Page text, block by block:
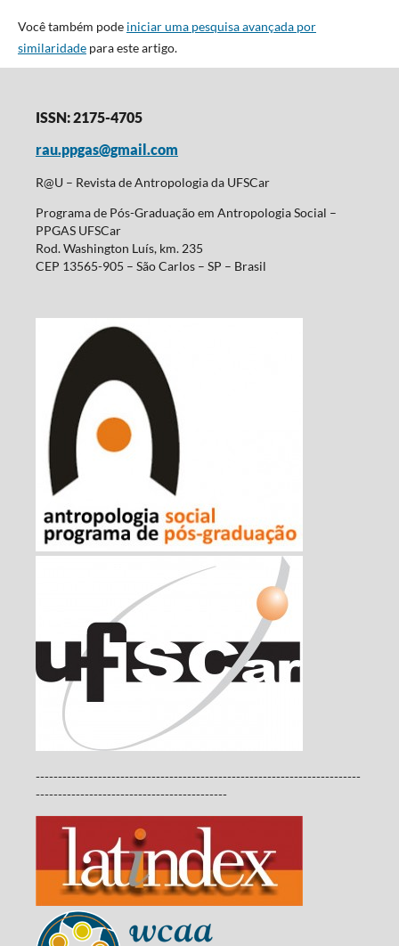
Você também pode iniciar uma pesquisa avançada por
similaridadepara este artigo.
ISSN: 2175-4705
rau.ppgas@gmail.com
R@U – Revista de Antropologia da UFSCar
Programa de Pós-Graduação em Antropologia Social –
PPGAS UFSCar
Rod. Washington Luís, km. 235
CEP 13565-905 – São Carlos – SP – Brasil
-------------------------------------------------------------------------
-------------------------------------------